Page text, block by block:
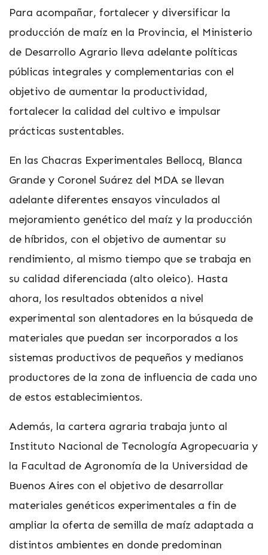
Para acompañar, fortalecer y diversificar la
producción de maíz en la Provincia, el Ministerio
de Desarrollo Agrario lleva adelante políticas
públicas integrales y complementarias con el
objetivo de aumentar la productividad,
fortalecer la calidad del cultivo e impulsar
prácticas sustentables.
En las Chacras Experimentales Bellocq, Blanca
Grande y Coronel Suárez del MDA se llevan
adelante diferentes ensayos vinculados al
mejoramiento genético del maíz y la producción
de híbridos, con el objetivo de aumentar su
rendimiento, al mismo tiempo que se trabaja en
su calidad diferenciada (alto oleico). Hasta
ahora, los resultados obtenidos a nivel
experimental son alentadores en la búsqueda de
materiales que puedan ser incorporados a los
sistemas productivos de pequeños y medianos
productores de la zona de influencia de cada uno
de estos establecimientos.
Además, la cartera agraria trabaja junto al
Instituto Nacional de Tecnología Agropecuaria y
la Facultad de Agronomía de la Universidad de
Buenos Aires con el objetivo de desarrollar
materiales genéticos experimentales a fin de
ampliar la oferta de semilla de maíz adaptada a
distintos ambientes en donde predominan